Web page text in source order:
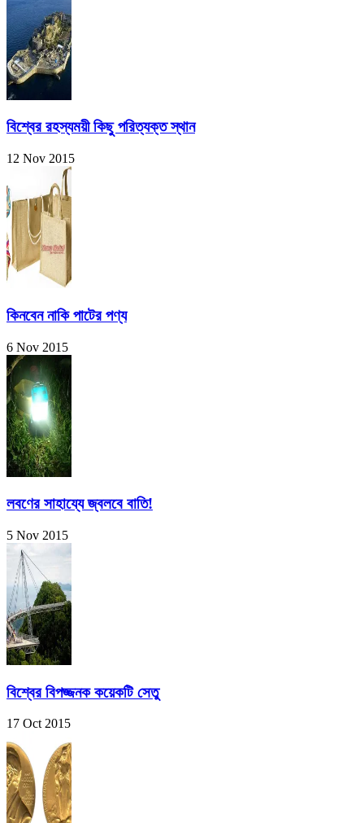
বিশ্বের রহস্যময়ী কিছু পরিত্যক্ত স্থান
12 Nov 2015
কিনবেন নাকি পাটের পণ্য
6 Nov 2015
লবণের সাহায্যে জ্বলবে বাতি!
5 Nov 2015
বিশ্বের বিপজ্জনক কয়েকটি সেতু
17 Oct 2015